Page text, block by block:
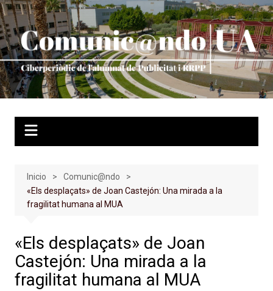
Saltar
al
contenido
Inicio
Comunic@ndo
«Els desplaçats» de Joan Castejón: Una mirada a la
fragilitat humana al MUA
«Els desplaçats» de Joan
Castejón: Una mirada a la
fragilitat humana al MUA